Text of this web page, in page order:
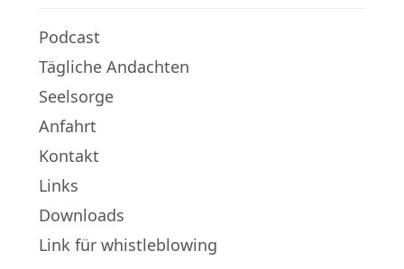
Podcast
Tägliche Andachten
Seelsorge
Anfahrt
Kontakt
Links
Downloads
Link für whistleblowing